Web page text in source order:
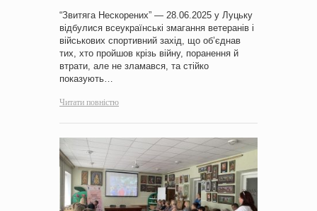
“Звитяга Нескорених” — 28.06.2025 у Луцьку
відбулися всеукраїнські змагання ветеранів і
військових спортивний захід, що об’єднав
тих, хто пройшов крізь війну, поранення й
втрати, але не зламався, та стійко
показують…
Читати повністю